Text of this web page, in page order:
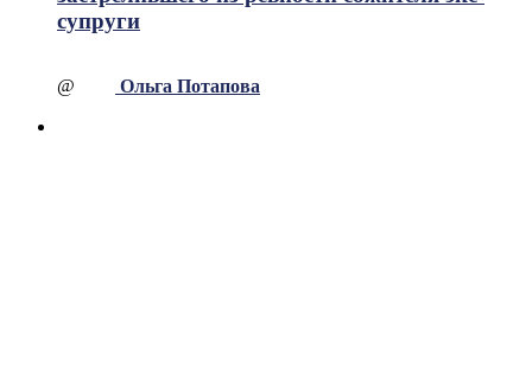
супруги
@ Ольга Потапова